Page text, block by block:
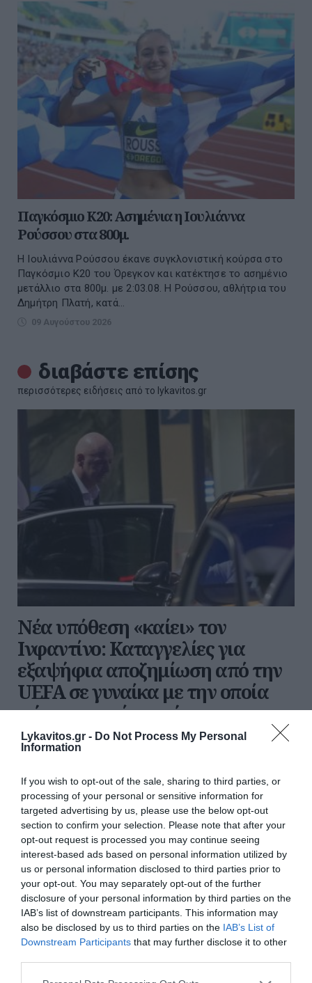
Lykavitos.gr - Do Not Process My Personal
Information
If you wish to opt-out of the sale, sharing to third parties, or
processing of your personal or sensitive information for
targeted advertising by us, please use the below opt-out
section to confirm your selection. Please note that after your
opt-out request is processed you may continue seeing
interest-based ads based on personal information utilized by
us or personal information disclosed to third parties prior to
your opt-out. You may separately opt-out of the further
disclosure of your personal information by third parties on the
IAB’s list of downstream participants. This information may
also be disclosed by us to third parties on the IAB’s List of
Downstream Participants that may further disclose it to other
Please note that this website/app uses one or more Google
Παγκόσμιο Κ20: Ασημένια η Ιουλιάννα
Ρούσσου στα 800μ.
Η Ιουλιάννα Ρούσσου έκανε συγκλονιστική κούρσα στο
Παγκόσμιο Κ20 του Όρεγκον και κατέκτησε το ασημένιο
μετάλλιο στα 800μ. με 2:03.08. Η Ρούσσου, αθλήτρια του
Δημήτρη Πλατή, κατά...
09 Αυγούστου 2026
διαβάστε επίσης
περισσότερες ειδήσεις από το lykavitos.gr
Νέα υπόθεση «καίει» τον
Ινφαντίνο: Καταγγελίες για
εξαψήφια αποζημίωση από την
UEFA σε γυναίκα με την οποία
φέρεται να είχε σχέση
Νέες καταγγελίες για τον Τζιάνι Ινφαντίνο: Η UEFA
κατηγορηματικά τους ισχυρισμούς περί προσωπικής
σχέσης.
14:30 | 08 Αυγούστου 2026 Αθλητισμός